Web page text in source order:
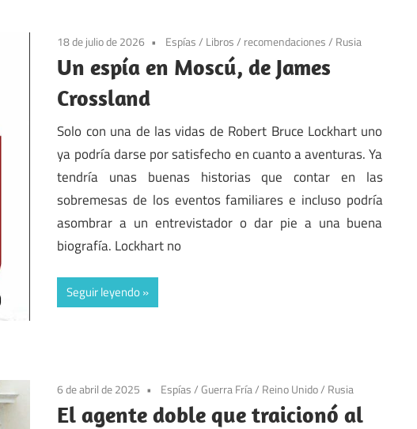
18 de julio de 2026 Espías/ Libros/ recomendaciones/ Rusia
Un espía en Moscú, de James
Crossland
Solo con una de las vidas de Robert Bruce Lockhart uno
ya podría darse por satisfecho en cuanto a aventuras. Ya
tendría unas buenas historias que contar en las
sobremesas de los eventos familiares e incluso podría
asombrar a un entrevistador o dar pie a una buena
biografía. Lockhart no
Seguir leyendo
6 de abril de 2025 Espías/Guerra Fría/ Reino Unido/ Rusia
El agente doble que traicionó al